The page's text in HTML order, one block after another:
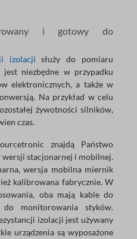
i gotowy do
izolacji służy do pomiaru
niezbędne w przypadku
elektronicznych, a także w
Na przykład w celu
żywotności silników,
czas.
znajdą Państwo
stacjonarnej i mobilnej.
wersja mobilna miernik
kalibrowana fabrycznie. W
oba mają kable do
do monitorowania styków.
izolacji jest używany
urządzenia są wyposażone